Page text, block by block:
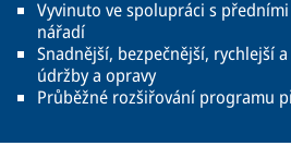
Vyvinuto ve spolupráci s
nářadí
Snadnější, bezpečnější, rychlejší
údržby a opravy
Průběžné rozšiřování programu